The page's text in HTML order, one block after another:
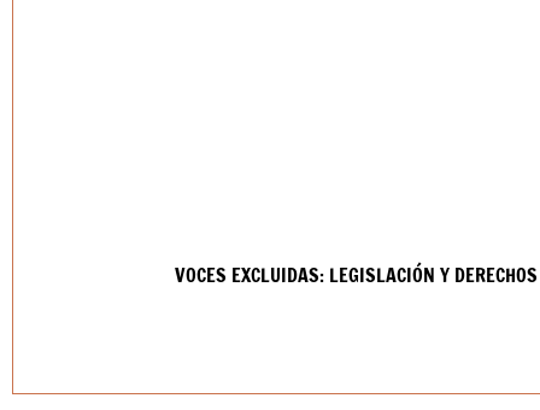
VOCES EXCLUIDAS: LEGISLACIÓN Y